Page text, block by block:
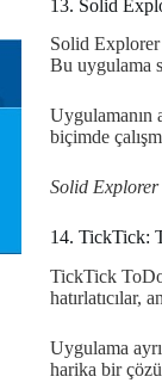
13. Solid
Solid Explorer
Bu uygulama
Uygulamanın
biçimde
Solid Explorer
14. TickTick:
TickTick ToDo
hatırlatıcılar,
Uygulama
harika bir